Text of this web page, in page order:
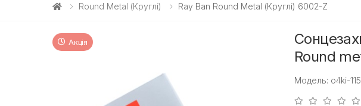
Round Metal (круглі) Ray Ban Round Metal (Круглі) 6002-Z
Акція
Round
Модель: o4ki-